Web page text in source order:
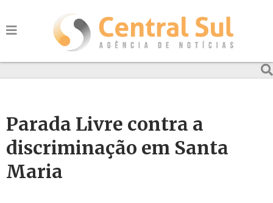
Parada Livre contra a
discriminação em Santa
Maria